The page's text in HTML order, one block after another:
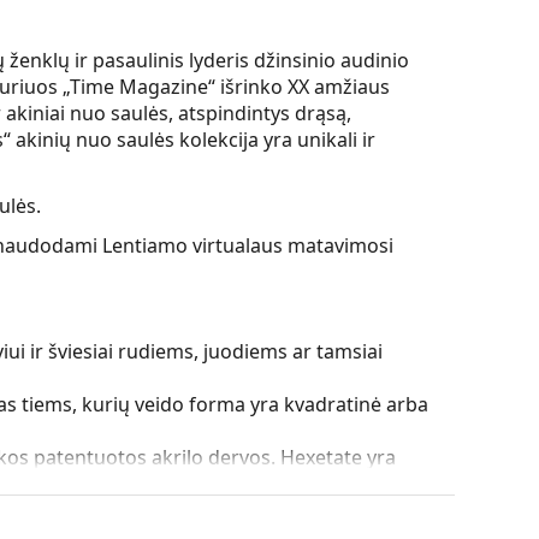
ženklų ir pasaulinis lyderis džinsinio audinio
„Time Magazine“ išrinko XX amžiaus
nuo saulės, atspindintys drąsą,
akinių nuo saulės kolekcija yra unikali ir
Lentiamo virtualaus matavimosi
ir šviesiai rudiems, juodiems ar tamsiai
tiems, kurių veido forma yra kvadratinė arba
patentuotos akrilo dervos. Hexetate yra
viršijantį 90°, o tai užtikrina didesnį